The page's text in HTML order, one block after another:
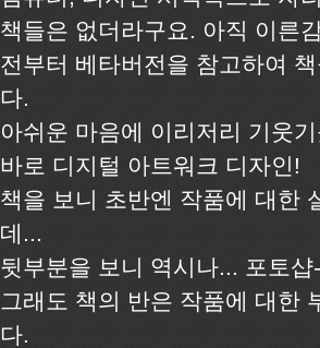
책들은 없더라구요. 아직 이른
전부터 베타버전을 참고하여
다.
아쉬운 마음에 이리저리 기웃
바로 디지털 아트워크 디자인!
책을 보니 초반엔 작품에 대한
데...
뒷부분을 보니 역시나... 포토
그래도 책의 반은 작품에 대한
다.